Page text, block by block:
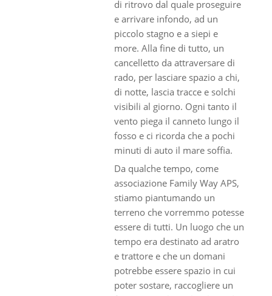
di ritrovo dal quale proseguire
e arrivare infondo, ad un
piccolo stagno e a siepi e
more. Alla fine di tutto, un
cancelletto da attraversare di
rado, per lasciare spazio a chi,
di notte, lascia tracce e solchi
visibili al giorno. Ogni tanto il
vento piega il canneto lungo il
fosso e ci ricorda che a pochi
minuti di auto il mare soffia.
Da qualche tempo, come
associazione Family Way APS,
stiamo piantumando un
terreno che vorremmo potesse
essere di tutti. Un luogo che un
tempo era destinato ad aratro
e trattore e che un domani
potrebbe essere spazio in cui
poter sostare, raccogliere un